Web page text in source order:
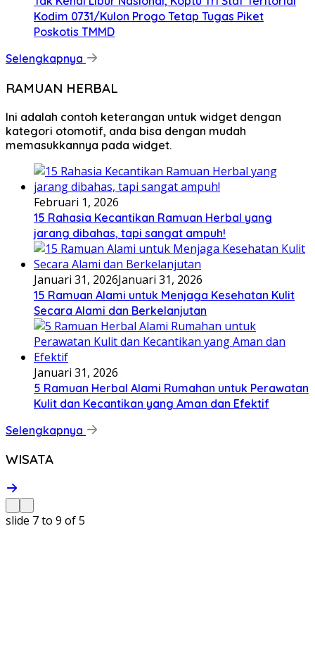
Kodim 0731/Kulon Progo Tetap Tugas Piket
Poskotis TMMD
Selengkapnya
RAMUAN HERBAL
Ini adalah contoh keterangan untuk widget dengan
kategori otomotif, anda bisa dengan mudah
memasukkannya pada widget.
Februari 1, 2026
15 Rahasia Kecantikan Ramuan Herbal yang
jarang dibahas, tapi sangat ampuh!
Januari 31, 2026Januari 31, 2026
15 Ramuan Alami untuk Menjaga Kesehatan Kulit
Secara Alami dan Berkelanjutan
Januari 31, 2026
5 Ramuan Herbal Alami Rumahan untuk Perawatan
Kulit dan Kecantikan yang Aman dan Efektif
Selengkapnya
WISATA
slide 7 to 9 of 5